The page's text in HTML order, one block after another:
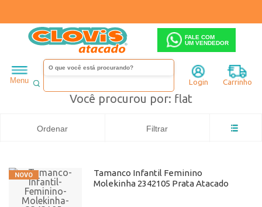
FALE COM
UM VENDEDOR
Menu Login Carrinho
Infantil flat
Você procurou por: flat
Ordenar Filtrar
Tamanco Infantil Feminino
Molekinha 2342105 Prata Atacado